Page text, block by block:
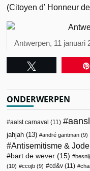
(Citoyen d’ Honneur
Antwerpen, 11 januari
ONDERWERPEN
aalst carnaval (11)
jahjah (13) andré gantman (9)
Antisemitisme &
bart de wever (15)
(10)
ccojb (9) cd&v (11)